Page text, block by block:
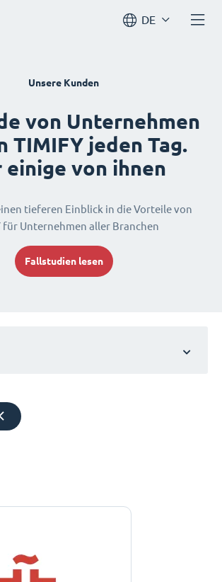
DE
Unsere Kunden
von Unternehmen
TIMIFY jeden Tag.
einige von ihnen
tieferen Einblick in die Vorteile von
für Unternehmen aller Branchen
Fallstudien lesen